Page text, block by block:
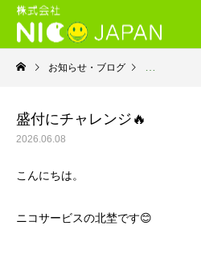
お知らせ・ブログ 就労継
盛付にチャレンジ🔥
2026.06.08
こんにちは。
ニコサービスの北埜です😊